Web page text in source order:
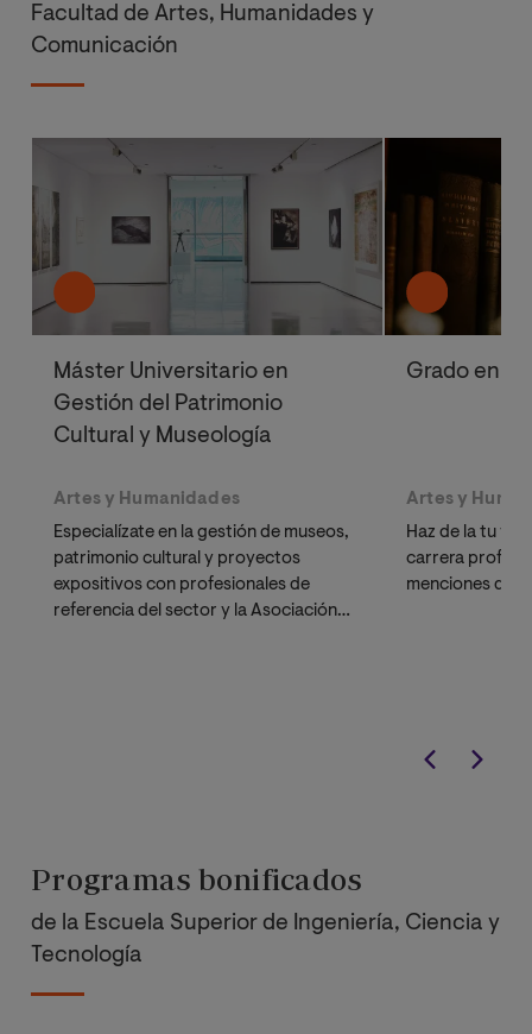
Facultad de Artes, Humanidades y
Comunicación
Máster Universitario en
Gestión del Patrimonio
Cultural y Museología
Artes y Humanidades
Especialízate en la gestión de museos,
patrimonio cultural y proyectos
expositivos con profesionales de
referencia del sector y la Asociación
Grado en
Artes y
Haz de la tu
carrera
menciones de
Programas bonificados
de la Escuela Superior de Ingeniería, Ciencia y
Tecnología